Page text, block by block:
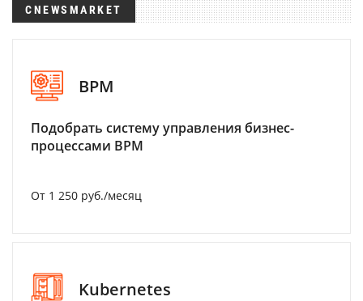
CNEWSMARKET
BPM
Подобрать систему управления бизнес-
процессами BPM
От 1 250 руб./месяц
Kubernetes